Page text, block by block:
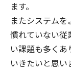
ます。
またシステム
慣れていない従
い課題も多く
いきたいと思い